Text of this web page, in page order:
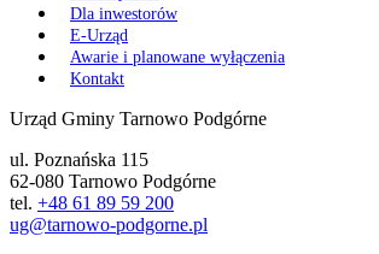
Dla inwestorów
E-Urząd
Awarie i planowane wyłączenia
Kontakt
Urząd Gminy Tarnowo Podgórne
ul. Poznańska 115
62-080 Tarnowo Podgórne
tel. +48 61 89 59 200
ug@tarnowo-podgorne.pl